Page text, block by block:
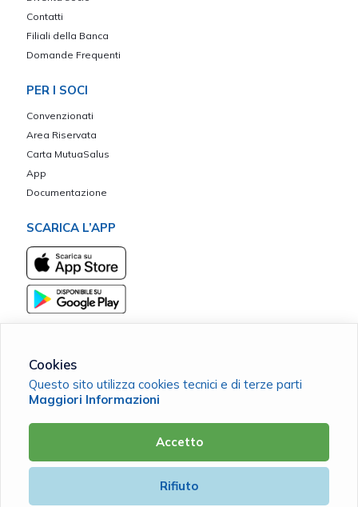
Contatti
Filiali della Banca
Domande Frequenti
PER I SOCI
Convenzionati
Area Riservata
Carta MutuaSalus
App
Documentazione
SCARICA L’APP
Garda Vita - ETS Associazione Mutualistica di Assistenza
C.F. 02085540983 |Cookie Policy
Powered by
Cookies
Questo sito utilizza cookies tecnici e di terze parti
Maggiori Informazioni
Accetto
Rifiuto